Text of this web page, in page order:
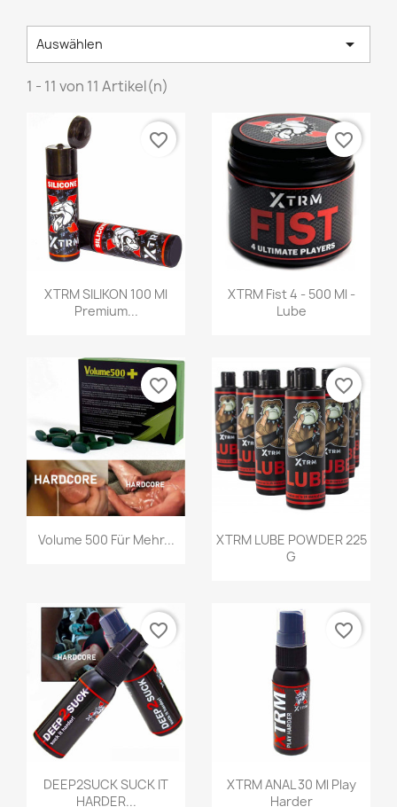
Auswählen 
1 - 11 von 11 Artikel(n)
Vorschau
XTRM SILIKON 100 Ml
Premium...
favorite_border
Vorschau
XTRM Fist 4 - 500 Ml -
Lube
favorite_border
 Vorschau
Volume 500 Für Mehr...
favorite_border
Vorschau
XTRM LUBE POWDER 225
G
favorite_border
Vorschau
DEEP2SUCK SUCK IT
HARDER...
favorite_border
Vorschau
XTRM ANAL 30 Ml Play
Harder
favorite_border